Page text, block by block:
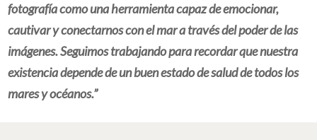
fotografía como una herramienta capaz de emocionar,
cautivar y conectarnos con el mar a través del poder de las
imágenes. Seguimos trabajando para recordar que nuestra
existencia depende de un buen estado de salud de todos los
mares y océanos.”